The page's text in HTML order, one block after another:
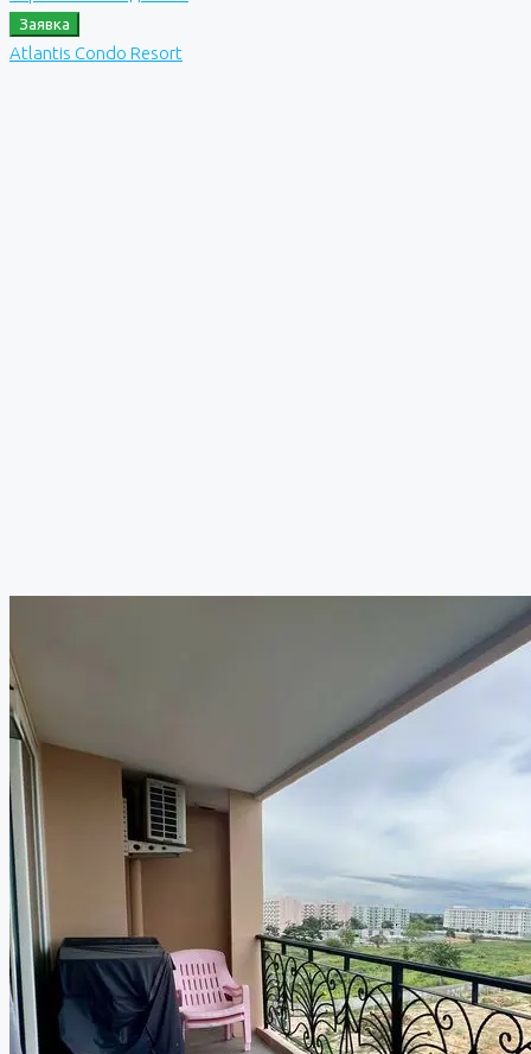
Заявка
Atlantis Condo Resort